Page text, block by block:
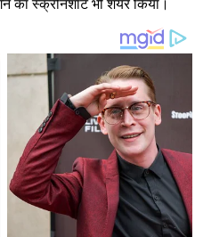
का स्क्रीनशॉट भी शेयर किया।